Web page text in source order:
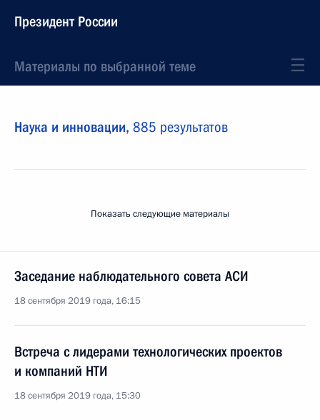
Президент России
Материалы по выбранной теме
Наука и инновации, 885 результатов
Показать следующие материалы
Заседание наблюдательного совета АСИ
18 сентября 2019 года, 16:15
Встреча с лидерами технологических проектов
и компаний НТИ
18 сентября 2019 года, 15:30